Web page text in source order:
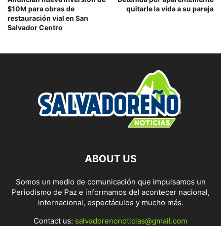
$10M para obras de
restauración vial en San
Salvador Centro
quitarle la vida a su pareja
ABOUT US
Somos un medio de comunicación que impulsamos un
Periodismo de Paz e informamos del acontecer nacional,
internacional, espectáculos y mucho más.
Contact us: salvadorenonoticias@gmail.com